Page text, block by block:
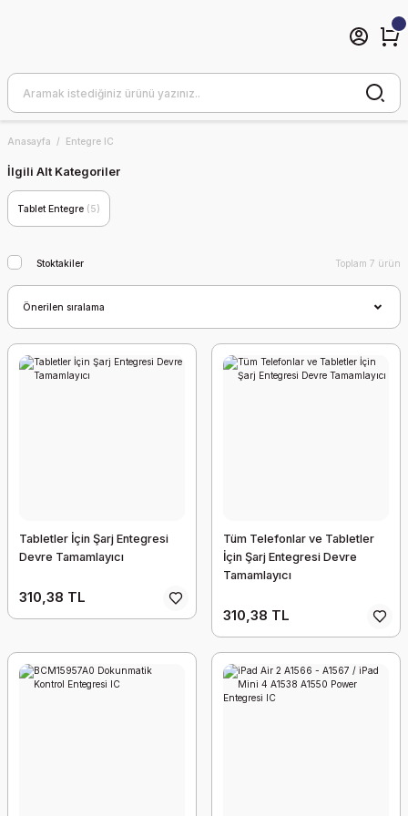
Anasayfa Entegre IC
İlgili Alt Kategoriler
Tablet Entegre (5)
Stoktakiler Toplam 7 ürün
Tabletler İçin Şarj Entegresi
Devre Tamamlayıcı
310,38 TL
Tüm Telefonlar ve Tabletler
İçin Şarj Entegresi Devre
Tamamlayıcı
310,38 TL